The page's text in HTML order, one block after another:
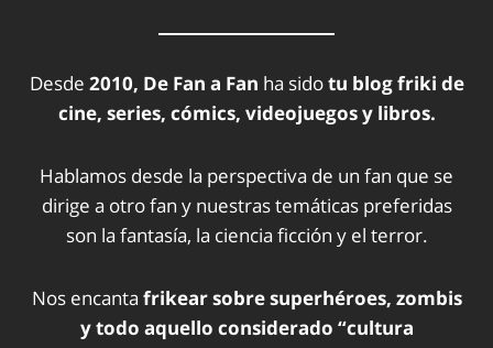
Desde 2010, De Fan a Fan ha sidotu blog friki de
cine, series, cómics, videojuegos y libros.
Hablamos desde la perspectiva de un fan que se
dirige a otro fan y nuestras temáticas preferidas
son la fantasía, la ciencia ficción y el terror.
Nos encanta frikear sobre superhéroes, zombis
y todo aquello considerado “cultura